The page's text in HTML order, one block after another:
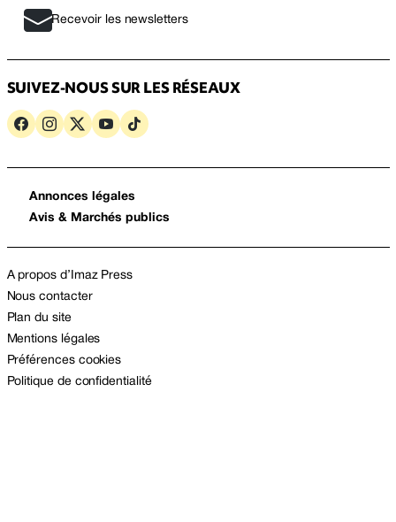
Recevoir les newsletters
SUIVEZ-NOUS SUR LES RÉSEAUX
Annonces légales
Avis & Marchés publics
A propos d’Imaz Press
Nous contacter
Plan du site
Mentions légales
Préférences cookies
Politique de confidentialité